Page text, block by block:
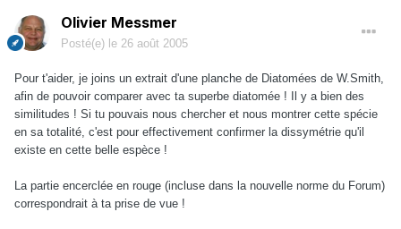
Olivier Messmer
Posté(e) le 26 août 2005
Pour t'aider, je joins un extrait d'une planche de Diatomées de W.Smith,
afin de pouvoir comparer avec ta superbe diatomée ! Il y a bien des
similitudes ! Si tu pouvais nous chercher et nous montrer cette spécie
en sa totalité, c'est pour effectivement confirmer la dissymétrie qu'il
existe en cette belle espèce !
La partie encerclée en rouge (incluse dans la nouvelle norme du Forum)
correspondrait à ta prise de vue !